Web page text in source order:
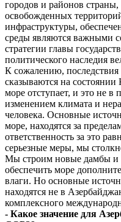
городов и рай­онов страны,
освобожденных
инфраструктуры,
среды являются важными
стратегии главы
политического наследия
К сожалению,
сказываются на
море отступает, и это не в
изменением климата и
человека. Основные
море, находятся за
ответственность за это
серьезные меры, мы
Мы строим новые дамбы и
обеспечить море
влаги. Но основные
находятся не в
комплексного
- Какое значение для